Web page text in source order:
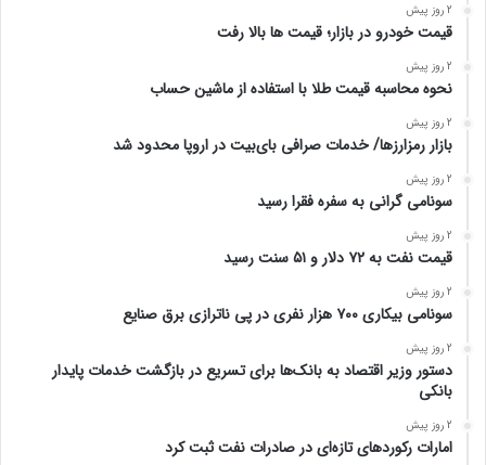
2 روز پیش
قیمت خودرو در بازار؛ قیمت ها بالا رفت
2 روز پیش
نحوه محاسبه قیمت طلا با استفاده از ماشین حساب
2 روز پیش
بازار رمزارزها/ خدمات صرافی بای‌بیت در اروپا محدود شد
2 روز پیش
سونامی گرانی به سفره فقرا رسید
2 روز پیش
قیمت نفت به ۷۲ دلار و ۵۱ سنت رسید
2 روز پیش
سونامی بیکاری ۷۰۰ هزار نفری در پی ناترازی برق صنایع
2 روز پیش
دستور وزیر اقتصاد به بانک‌ها برای تسریع در بازگشت خدمات پایدار
بانکی
2 روز پیش
امارات رکورد‌های تازه‌ای در صادرات نفت ثبت کرد